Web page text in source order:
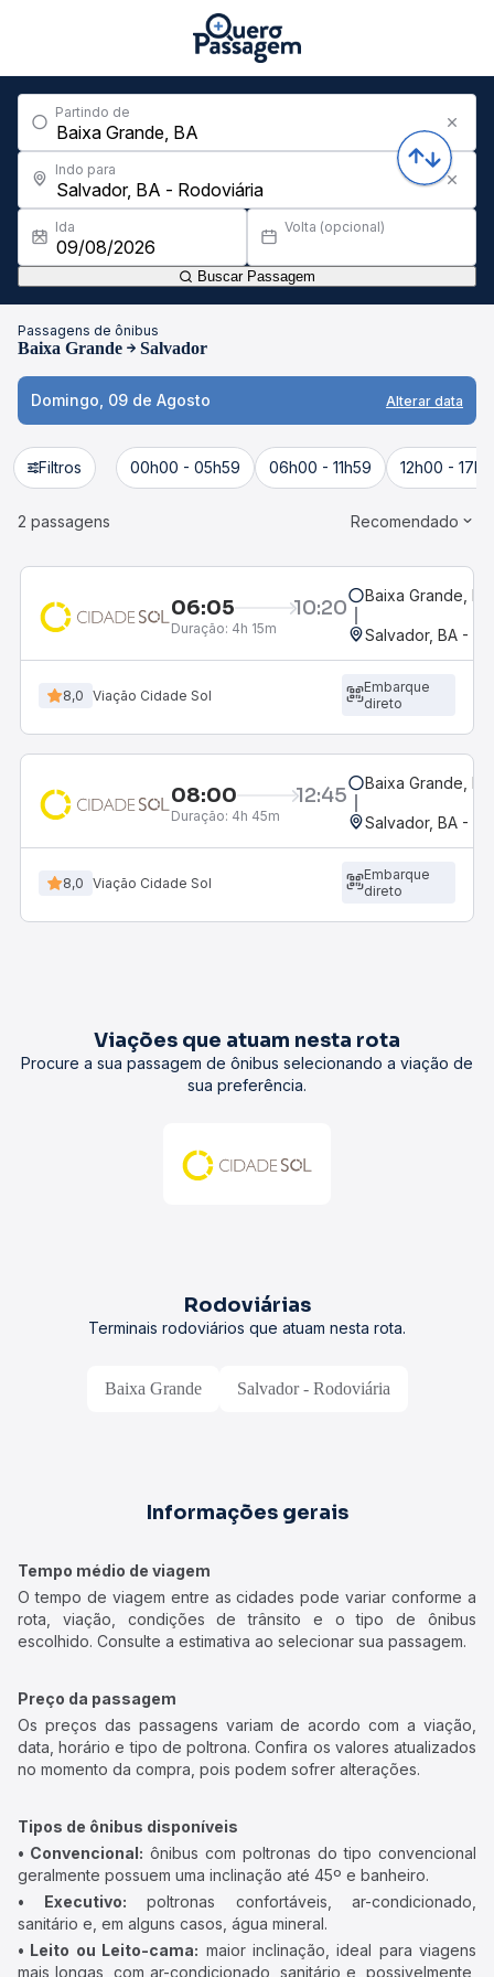
Partindo de
Indo para
Ida Volta (opcional)
Buscar Passagem
Passagens de ônibus
Baixa Grande Salvador
Domingo, 09 de Agosto Alterar data
Filtros 00h00 - 05h59 06h00 - 11h59 12h00 -
2 passagens Recomendado
06:05 10:20
Duração: 4h 15m
Baixa Grande, BA
Salvador, BA -
8,0 Viação Cidade Sol
Embarque
direto
08:00 12:45
Duração: 4h 45m
Baixa Grande, BA
Salvador, BA -
8,0 Viação Cidade Sol
Embarque
direto
Viações que atuam nesta rota
Procure a sua passagem de ônibus selecionando a viação de
sua preferência.
Rodoviárias
Terminais rodoviários que atuam nesta rota.
Baixa Grande Salvador - Rodoviária
Informações gerais
Tempo médio de viagem
O tempo de viagem entre as cidades pode variar conforme a
rota, viação, condições de trânsito e o tipo de ônibus
escolhido. Consulte a estimativa ao selecionar sua passagem.
Preço da passagem
Os preços das passagens variam de acordo com a viação,
data, horário e tipo de poltrona. Confira os valores atualizados
no momento da compra, pois podem sofrer alterações.
Tipos de ônibus disponíveis
• Convencional: ônibus com poltronas do tipo convencional
geralmente possuem uma inclinação até 45º e banheiro.
• Executivo: poltronas confortáveis, ar-condicionado,
sanitário e, em alguns casos, água mineral.
• Leito ou Leito-cama: maior inclinação, ideal para viagens
mais longas, com ar-condicionado, sanitário e, possivelmente,